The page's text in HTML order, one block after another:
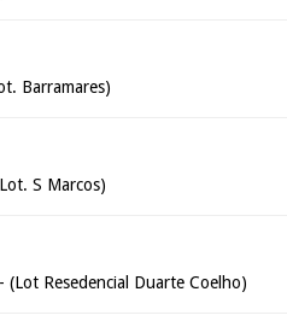
Barramares)
S Marcos)
(Lot Resedencial Duarte Coelho)